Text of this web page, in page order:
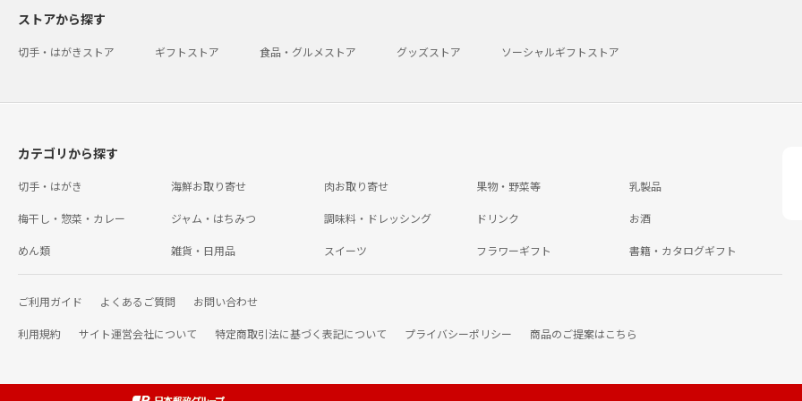
ストアから探す
切手・はがきストア ギフトストア 食品・グルメストア グッズストア ソーシャルギフトストア
カテゴリから探す
切手・はがき 海鮮お取り寄せ 肉お取り寄せ 果物・野菜等 乳製品
梅干し・惣菜・カレー ジャム・はちみつ 調味料・ドレッシング ドリンク お酒
めん類 雑貨・日用品 スイーツ フラワーギフト 書籍・カタログギフト
ご利用ガイド よくあるご質問 お問い合わせ
利用規約 サイト運営会社について 特定商取引法に基づく表記について プライバシーポリシー 商品のご提案はこちら